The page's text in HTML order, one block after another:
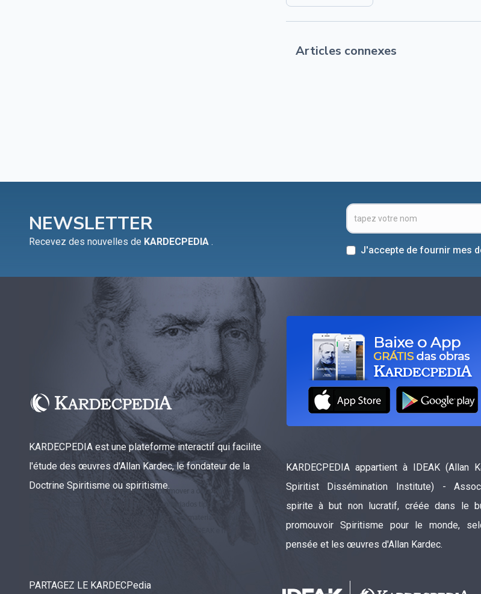
Articles connexes
NEWSLETTER
Recevez des nouvelles de KARDECPEDIA .
J'accepte de fournir mes
KARDECPEDIA est une plateforme interactif qui facilite
l'étude des œuvres d'Allan Kardec, le fondateur de la
Doctrine Spiritisme ou spiritisme.
KARDECPEDIA appartient à IDEAK (Allan
Spiritist Dissémination Institute) -
spirite à but non lucratif, créée dans le
promouvoir Spiritisme pour le monde,
pensée et les œuvres d'Allan Kardec.
PARTAGEZ LE KARDECPedia